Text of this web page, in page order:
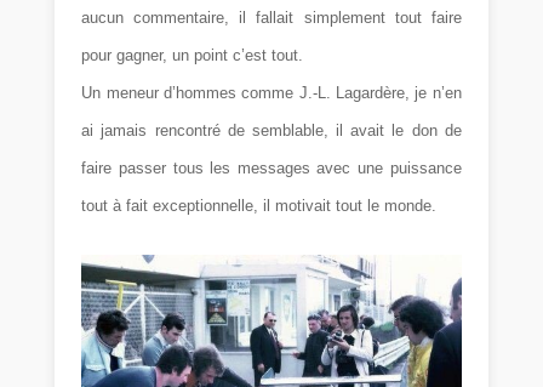
aucun commentaire, il fallait simplement tout faire
pour gagner, un point c’est tout.
Un meneur d’hommes comme J.-L. Lagardère, je n’en
ai jamais rencontré de semblable, il avait le don de
faire passer tous les messages avec une puissance
tout à fait exceptionnelle, il motivait tout le monde.